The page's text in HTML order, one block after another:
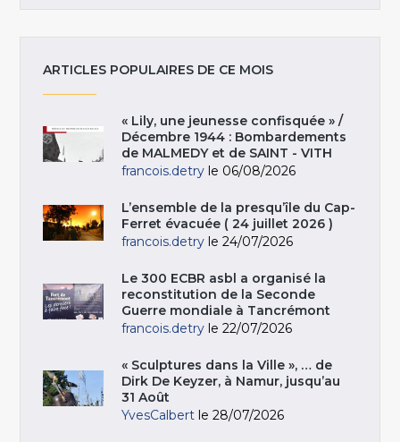
ARTICLES POPULAIRES DE CE MOIS
« Lily, une jeunesse confisquée » /
Décembre 1944 : Bombardements
de MALMEDY et de SAINT - VITH
francois.detry le 06/08/2026
L’ensemble de la presqu’île du Cap-
Ferret évacuée ( 24 juillet 2026 )
francois.detry le 24/07/2026
Le 300 ECBR asbl a organisé la
reconstitution de la Seconde
Guerre mondiale à Tancrémont
francois.detry le 22/07/2026
« Sculptures dans la Ville », … de
Dirk De Keyzer, à Namur, jusqu’au
31 Août
YvesCalbert le 28/07/2026